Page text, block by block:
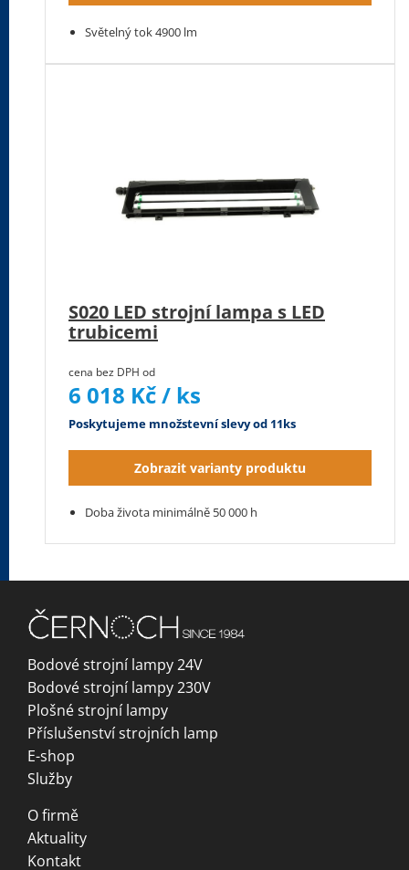
Světelný tok 4900 lm
S020 LED strojní lampa s LED
trubicemi
cena bez DPH od
6 018 Kč / ks
Poskytujeme množstevní slevy od 11ks
Zobrazit varianty produktu
Doba života minimálně 50 000 h
Bodové strojní lampy 24V
Bodové strojní lampy 230V
Plošné strojní lampy
Příslušenství strojních lamp
E-shop
Služby
O firmě
Aktuality
Kontakt